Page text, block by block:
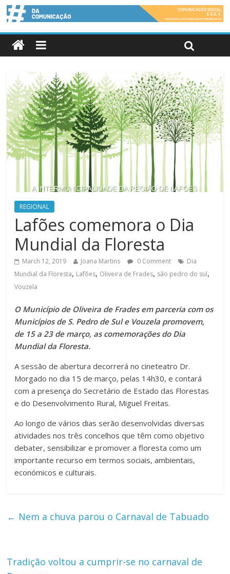
REGIONAL
Lafões comemora o Dia
Mundial da Floresta
March 12, 2019 Joana Martins 0 Comment
Dia
Mundial da Floresta, Lafões, Oliveira de Frades, são pedro do sul,
Vouzela
O Município de Oliveira de Frades em parceria com os
Municípios de S. Pedro de Sul e Vouzela promovem,
de 15 a 23 de março, as comemorações do Dia
Mundial da Floresta.
A sessão de abertura decorrerá no cineteatro Dr.
Morgado no dia 15 de março, pelas 14h30, e contará
com a presença do Secretário de Estado das Florestas
e do Desenvolvimento Rural, Miguel Freitas.
Ao longo de vários dias serão desenvolvidas diversas
atividades nos três concelhos que têm como objetivo
debater, sensibilizar e promover a floresta como um
importante recurso em termos sociais, ambientais,
económicos e culturais.
← Nem a chuva parou o Carnaval de Tabuado
Tradição voltou a cumprir-se no carnaval de